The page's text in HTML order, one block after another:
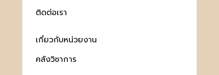
ติดต่อเรา
เกี่ยวกับหน่วยงาน
คลังวิชาการ